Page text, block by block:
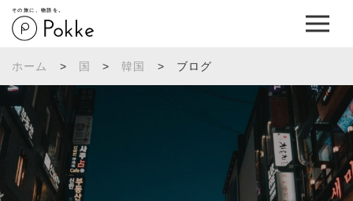
その旅に、物語を。
ホーム > 国 > 韓国 > ブログ